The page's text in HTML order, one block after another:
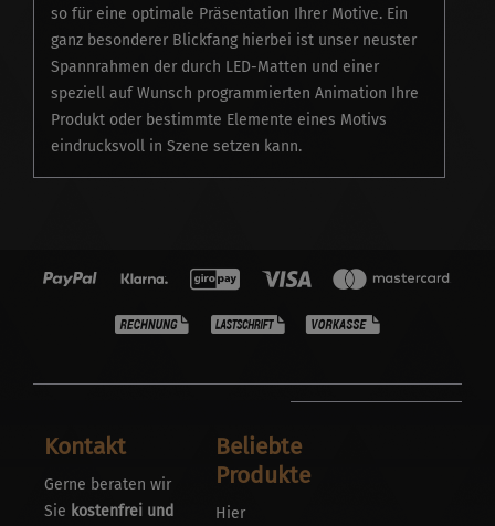
so für eine optimale Präsentation Ihrer Motive. Ein
ganz besonderer Blickfang hierbei ist unser neuster
Spannrahmen der durch LED-Matten und einer
speziell auf Wunsch programmierten Animation Ihre
Produkt oder bestimmte Elemente eines Motivs
eindrucksvoll in Szene setzen kann.
Kontakt
Gerne beraten wir
Sie kostenfrei und
Beliebte
Produkte
Hier